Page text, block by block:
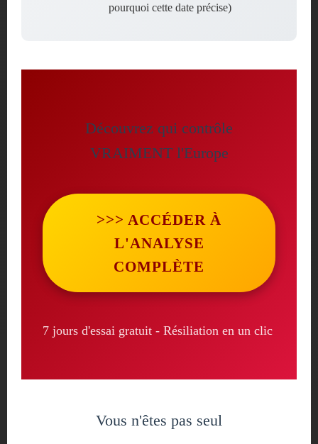
pourquoi cette date précise)
Découvrez qui contrôle
VRAIMENT l'Europe
>>> ACCÉDER À
L'ANALYSE
COMPLÈTE
7 jours d'essai gratuit - Résiliation en un clic
Vous n'êtes pas seul